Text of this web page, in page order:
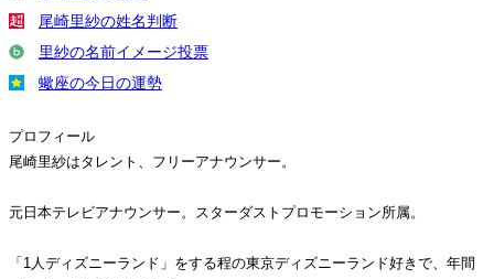
尾崎里紗の姓名判断
里紗の名前イメージ投票
蠍座の今日の運勢
プロフィール
尾崎里紗はタレント、フリーアナウンサー。
元日本テレビアナウンサー。スターダストプロモーション所属。
「1人ディズニーランド」をする程の東京ディズニーランド好きで、年間